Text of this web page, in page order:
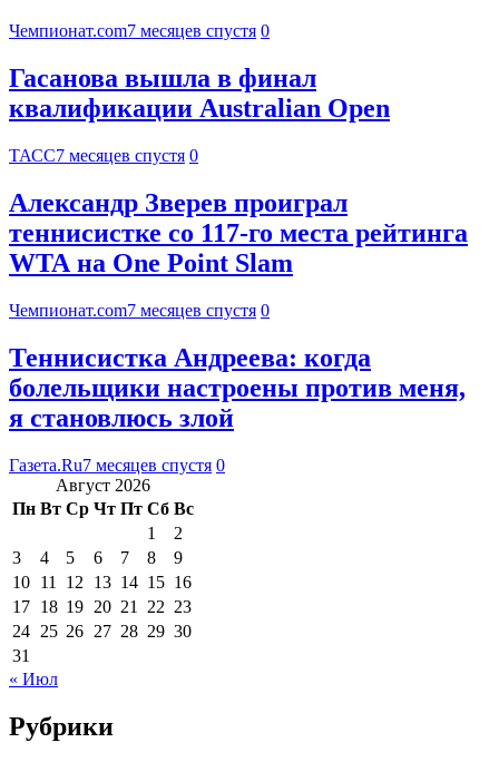
Чемпионат.com7 месяцев спустя 0
Гасанова вышла в финал
квалификации Australian Open
ТАСС7 месяцев спустя 0
Александр Зверев проиграл
теннисистке со 117-го места рейтинга
WTA на One Point Slam
Чемпионат.com7 месяцев спустя 0
Теннисистка Андреева: когда
болельщики настроены против меня,
я становлюсь злой
Газета.Ru7 месяцев спустя 0
Август 2026
Пн Вт Ср Чт Пт Сб Вс
1
2
3
4 5 6 7 8
9
10 11 12 13 14 15 16
17 18 19 20 21 22 23
24 25 26 27 28 29 30
31
« Июл
Рубрики